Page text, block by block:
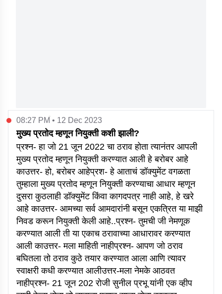
08:27 PM • 12 Dec 2023
मुख्य प्रतोद म्हणून नियुक्ती कशी झाली?
प्रश्न- हा जो 21 जून 2022 चा ठराव होता त्यानंतर आपली
मुख्य प्रतोद म्हणून नियुक्ती करण्यात आली हे बरोबर आहे
काउत्तर- हो, बरोबर आहेप्रश- हे आताचं डॉक्युमेंट वगळता
तुम्हाला मुख्य प्रतोद म्हणून नियुक्ती करण्याचा आधार म्हणून
दुसरा कुठलाही डॉक्युमेंट किंवा कागदपत्र नाही आहे, हे खरे
आहे काउत्तर- आमच्या सर्व आमदारांनी बसून एकत्रित या माझी
निवड करून नियुक्ती केली आहे..प्रश्न- तुमची जी नेमणूक
करण्यात आली ती या एकाच ठरावाच्या आधारावर करण्यात
आली काउत्तर- मला माहिती नाहीप्रश्न- आपण जो ठराव
बघितला तो ठराव कुठे तयार करण्यात आला आणि त्यावर
स्वाक्षरी कधी करण्यात आलीउत्तर-मला नेमके आठवत
नाहीप्रश्न- 21 जून 202 रोजी सुनील प्रभू यांनी एक व्हीप